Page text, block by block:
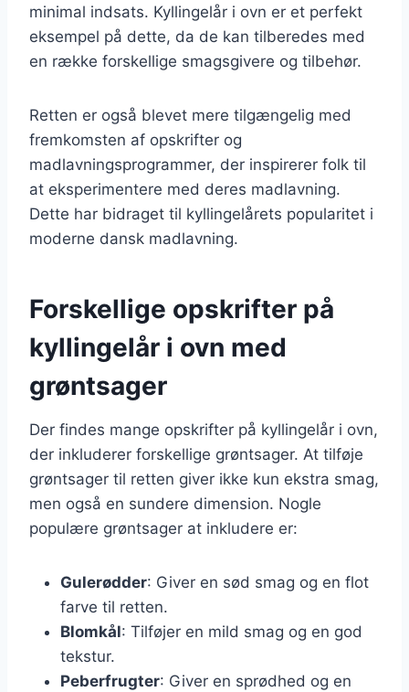
minimal indsats. Kyllingelår i ovn er et perfekt
eksempel på dette, da de kan tilberedes med
en række forskellige smagsgivere og tilbehør.
Retten er også blevet mere tilgængelig med
fremkomsten af opskrifter og
madlavningsprogrammer, der inspirerer folk til
at eksperimentere med deres madlavning.
Dette har bidraget til kyllingelårets popularitet i
moderne dansk madlavning.
Forskellige opskrifter på
kyllingelår i ovn med
grøntsager
Der findes mange opskrifter på kyllingelår i ovn,
der inkluderer forskellige grøntsager. At tilføje
grøntsager til retten giver ikke kun ekstra smag,
men også en sundere dimension. Nogle
populære grøntsager at inkludere er:
Gulerødder: Giver en sød smag og en flot
farve til retten.
Blomkål: Tilføjer en mild smag og en god
tekstur.
Peberfrugter: Giver en sprødhed og en